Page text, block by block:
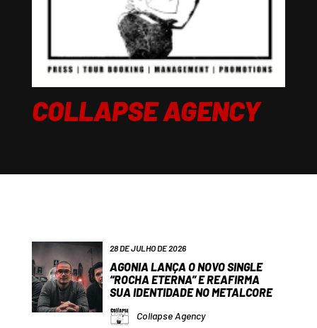
COLLAPSE AGENCY
28 DE JULHO DE 2026
AGONIA LANÇA O NOVO SINGLE
“ROCHA ETERNA” E REAFIRMA
SUA IDENTIDADE NO METALCORE
Collapse Agency